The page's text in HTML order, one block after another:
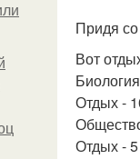
Придя
Вот
Отдых -
Отдых -